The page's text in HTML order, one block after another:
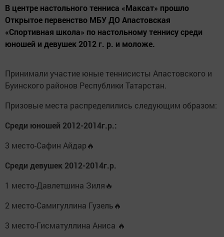
В центре настольного тенниса «Максат» прошло
Открытое первенство МБУ ДО Апастовская
«Спортивная школа» по настольному теннису среди
юношей и девушек 2012 г. р. и моложе.
Принимали участие юные теннисисты Апастовского и
Буинского районов Республики Татарстан.
Призовые места распределились следующим образом:
Среди юношей 2012-2014г.р.:
3 место-Сафин Айдар🔥
Среди девушек 2012-2014г.р.
1 место-Давлетшина Зиля🔥
2 место-Самигуллина Гузель🔥
3 место-Гисматуллина Аниса 🔥